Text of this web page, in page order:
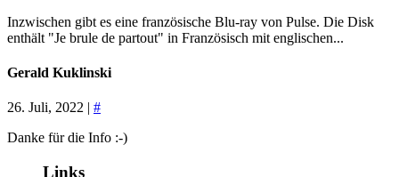
Inzwischen gibt es eine französische Blu-ray von Pulse. Die Disk
enthält "Je brule de partout" in Französisch mit englischen...
Gerald Kuklinski
26. Juli, 2022 | #
Danke für die Info :-)
Links